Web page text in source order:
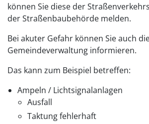
können Sie diese der
der Straßenbaubehörde melden.
Bei akuter Gefahr können Sie auch
Gemeindeverwaltung informieren.
Das kann zum Beispiel betreffen:
Ampeln / Lichtsignalanlagen
Ausfall
Taktung fehlerhaft